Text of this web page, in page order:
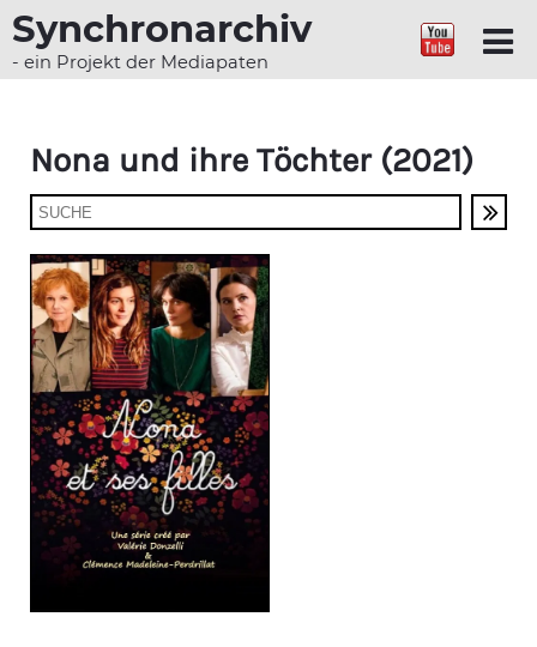
Synchronarchiv
- ein Projekt der Mediapaten
Nona und ihre Töchter (2021)